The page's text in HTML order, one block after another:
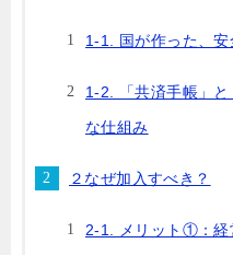
1-1. 国が作った、
1-2. 「共済手帳」
な仕組み
２なぜ加入すべき？
2-1. メリット①：経